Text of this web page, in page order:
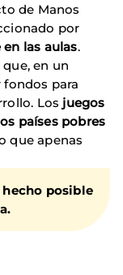
de Manos
por
las aulas.
en un
para
Los juegos
países pobres
que apenas
hecho posible